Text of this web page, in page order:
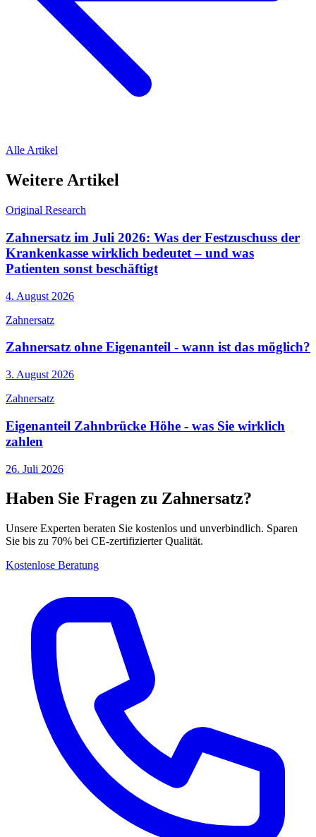
Alle Artikel
Weitere Artikel
Original Research
Zahnersatz im Juli 2026: Was der Festzuschuss der
Krankenkasse wirklich bedeutet – und was
Patienten sonst beschäftigt
4. August 2026
Zahnersatz
Zahnersatz ohne Eigenanteil - wann ist das möglich?
3. August 2026
Zahnersatz
Eigenanteil Zahnbrücke Höhe - was Sie wirklich
zahlen
26. Juli 2026
Haben Sie Fragen zu Zahnersatz?
Unsere Experten beraten Sie kostenlos und unverbindlich. Sparen
Sie bis zu 70% bei CE-zertifizierter Qualität.
Kostenlose Beratung